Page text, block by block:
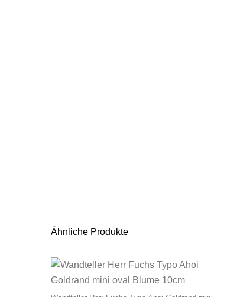
Ähnliche Produkte